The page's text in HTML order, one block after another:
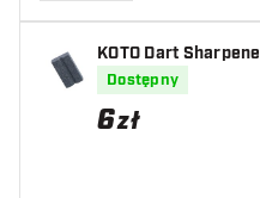
KOTO Dart
Dostępny
6zł